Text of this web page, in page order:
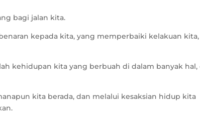
bagi jalan kita.
kepada kita, yang memperbaiki kelakuan kita,
kehidupan kita yang berbuah di dalam banyak hal,
kita berada, dan melalui kesaksian hidup kita